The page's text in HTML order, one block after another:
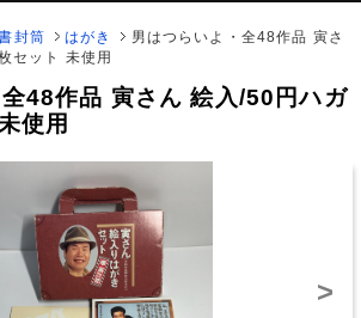
封筒 はがき
男はつらいよ・全48作品 寅さ
セット 未使用
48作品 寅さん 絵入/50円ハガ
使用
>